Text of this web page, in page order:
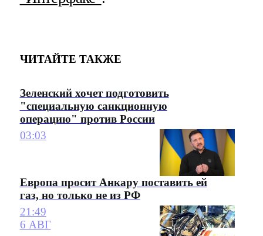
ЧИТАЙТЕ ТАКЖЕ
Зеленский хочет подготовить
"специальную санкционную
операцию" против России
03:03
Европа просит Анкару поставить ей
газ, но только не из РФ
21:49
6 АВГ